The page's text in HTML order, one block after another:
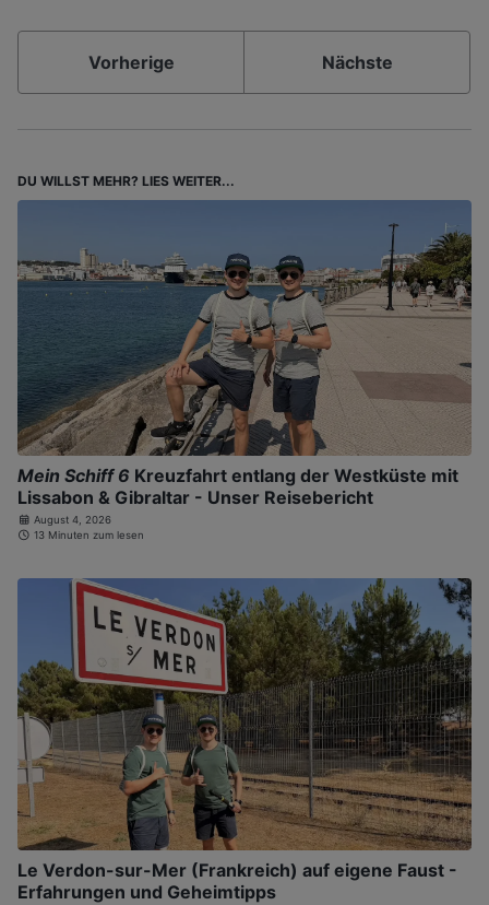
Vorherige Nächste
DU WILLST MEHR? LIES WEITER...
Mein Schiff 6 Kreuzfahrt entlang der Westküste mit
Lissabon & Gibraltar - Unser Reisebericht
August 4, 2026
13 Minuten zum lesen
Le Verdon-sur-Mer (Frankreich) auf eigene Faust -
Erfahrungen und Geheimtipps